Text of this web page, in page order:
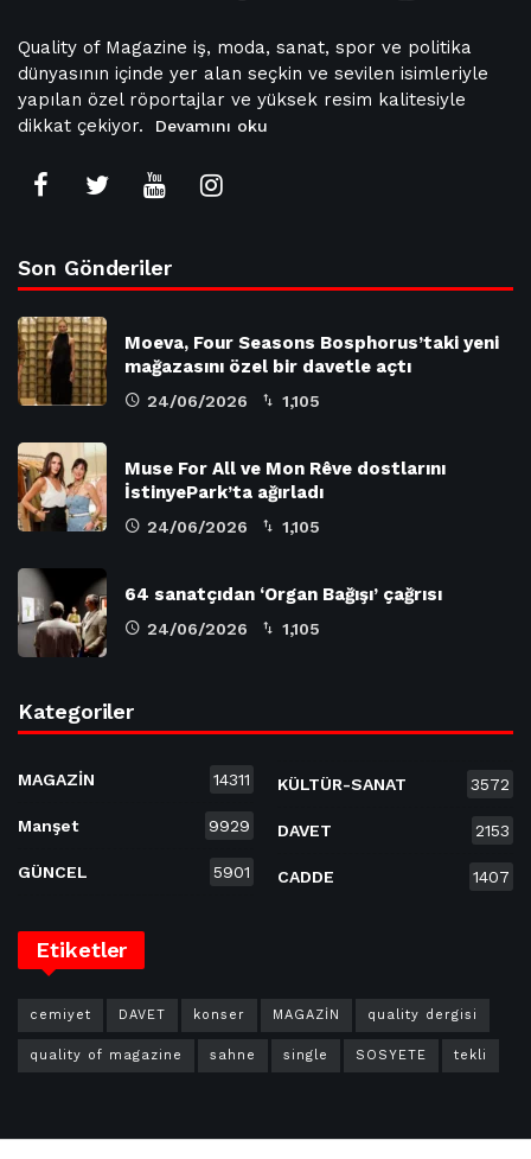
Quality of Magazine iş, moda, sanat, spor ve politika
dünyasının içinde yer alan seçkin ve sevilen isimleriyle
yapılan özel röportajlar ve yüksek resim kalitesiyle
dikkat çekiyor.
Devamını oku
Son Gönderiler
Moeva, Four Seasons Bosphorus’taki yeni
mağazasını özel bir davetle açtı
24/06/2026 1,105
Muse For All ve Mon Rêve dostlarını
İstinyePark’ta ağırladı
24/06/2026 1,105
64 sanatçıdan ‘Organ Bağışı’ çağrısı
24/06/2026 1,105
Kategoriler
MAGAZİN 14311
Manşet 9929
GÜNCEL 5901
KÜLTÜR-SANAT 3572
DAVET 2153
CADDE 1407
Etiketler
cemiyet DAVET konser MAGAZİN quality dergisi
quality of magazine sahne single SOSYETE tekli